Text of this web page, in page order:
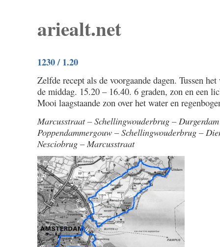
ariealt.net
1230 / 1.20
Zelfde recept als de voorgaande dagen. Tussen
de middag. 15.20 – 16.40. 6 graden, zon en een
Mooi laagstaande zon over het water en
Marcusstraat – Schellingwouderbrug –
Poppendammergouw – Schellingwouderbrug –
Nesciobrug – Marcusstraat